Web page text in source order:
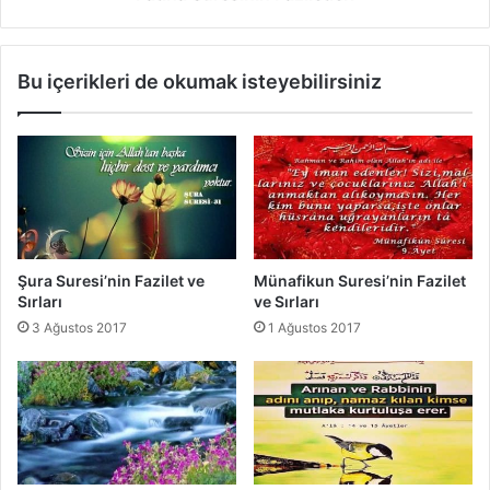
H
d
a
a
d
i
s
i
Ş
e
r
i
e
l
e
r
i
Bu içerikleri de okumak isteyebilirsiniz
Şura Suresi’nin Fazilet ve
Sırları
3 Ağustos 2017
Münafikun Suresi’nin Fazilet
ve Sırları
1 Ağustos 2017